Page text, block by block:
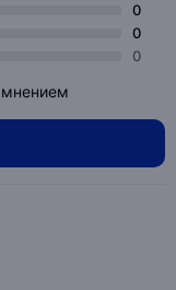
0
0
0
мнением